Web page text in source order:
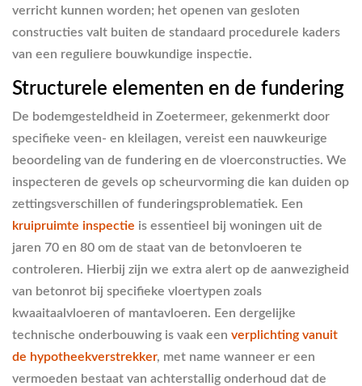
verricht kunnen worden; het openen van gesloten
constructies valt buiten de standaard procedurele kaders
van een reguliere bouwkundige inspectie.
Structurele elementen en de fundering
De bodemgesteldheid in Zoetermeer, gekenmerkt door
specifieke veen- en kleilagen, vereist een nauwkeurige
beoordeling van de fundering en de vloerconstructies. We
inspecteren de gevels op scheurvorming die kan duiden op
zettingsverschillen of funderingsproblematiek. Een
kruipruimte inspectie is essentieel bij woningen uit de
jaren 70 en 80 om de staat van de betonvloeren te
controleren. Hierbij zijn we extra alert op de aanwezigheid
van betonrot bij specifieke vloertypen zoals
kwaaitaalvloeren of mantavloeren. Een dergelijke
technische onderbouwing is vaak een verplichting vanuit
de hypotheekverstrekker, met name wanneer er een
vermoeden bestaat van achterstallig onderhoud dat de